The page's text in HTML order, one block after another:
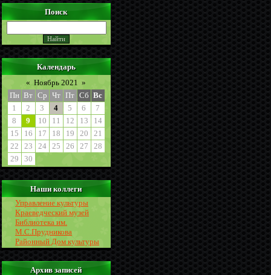
Поиск
Календарь
« Ноябрь 2021 »
Пн Вт Ср Чт Пт Сб Вс
1
2 3 4 5 6
7
8
9 10 11 12 13
14
15
16 17 18 19 20
21
22
23 24 25 26 27
28
29
30
Наши коллеги
Управление культуры
Краеведческий музей
Библиотека им.
М.С.Прудникова
Районный Дом культуры
Архив записей